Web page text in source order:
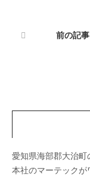
前の記事
愛知県海部郡大治町
本社のマーテックが